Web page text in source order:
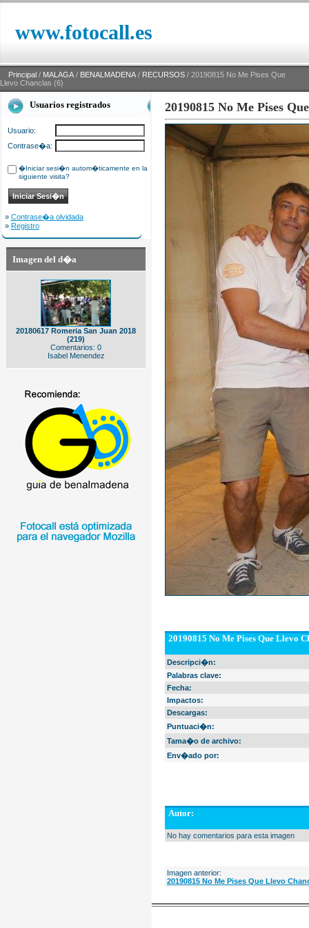
www.fotocall.es
Principal / MALAGA / BENALMADENA / RECURSOS / 20190815 No Me Pises Que
Llevo Chanclas (6)
Usuarios registrados
Usuario:
Contrase�a:
�Iniciar sesi�n autom�ticamente en la
siguiente visita?
» Contrase�a olvidada
» Registro
Imagen del d�a
20180617 Romeria San Juan 2018
(219)
Comentarios: 0
Isabel Menendez
20190815 No Me Pises
20190815 No Me Pises Que Llevo
Descripci�n:
Palabras clave:
Fecha:
Impactos:
Descargas:
Puntuaci�n:
Tama�o de archivo:
Env�ado por:
Autor:
No hay comentarios para esta imagen
Imagen anterior:
20190815 No Me Pises Que Llevo